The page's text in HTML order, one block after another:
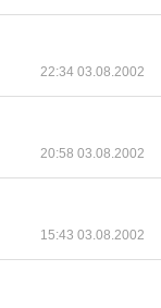
22:34 03.08.2002
20:58 03.08.2002
15:43 03.08.2002